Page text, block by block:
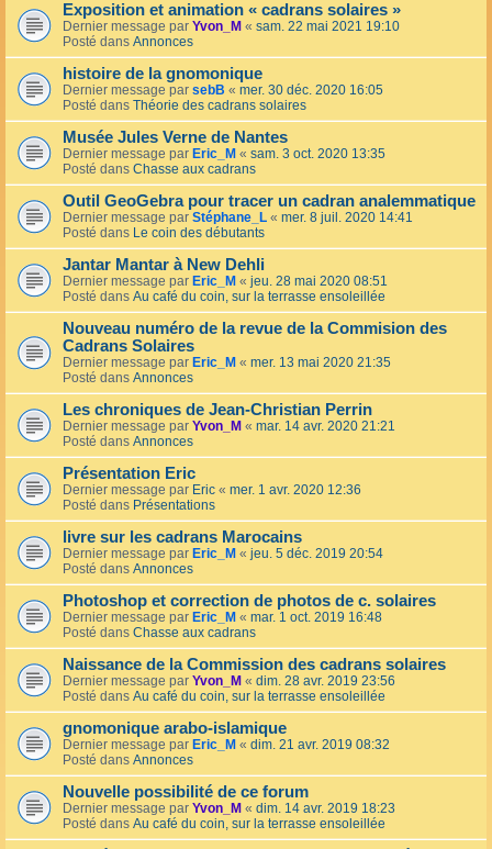
Exposition et animation « cadrans solaires »
Dernier message par Yvon_M « sam. 22 mai 2021 19:10
Posté dans Annonces
histoire de la gnomonique
Dernier message par sebB « mer. 30 déc. 2020 16:05
Posté dans Théorie des cadrans solaires
Musée Jules Verne de Nantes
Dernier message par Eric_M « sam. 3 oct. 2020 13:35
Posté dans Chasse aux cadrans
Outil GeoGebra pour tracer un cadran analemmatique
Dernier message par Stéphane_L « mer. 8 juil. 2020 14:41
Posté dans Le coin des débutants
Jantar Mantar à New Dehli
Dernier message par Eric_M « jeu. 28 mai 2020 08:51
Posté dans Au café du coin, sur la terrasse ensoleillée
Nouveau numéro de la revue de la Commision des
Cadrans Solaires
Dernier message par Eric_M « mer. 13 mai 2020 21:35
Posté dans Annonces
Les chroniques de Jean-Christian Perrin
Dernier message par Yvon_M « mar. 14 avr. 2020 21:21
Posté dans Annonces
Présentation Eric
Dernier message par Eric « mer. 1 avr. 2020 12:36
Posté dans Présentations
livre sur les cadrans Marocains
Dernier message par Eric_M « jeu. 5 déc. 2019 20:54
Posté dans Annonces
Photoshop et correction de photos de c. solaires
Dernier message par Eric_M « mar. 1 oct. 2019 16:48
Posté dans Chasse aux cadrans
Naissance de la Commission des cadrans solaires
Dernier message par Yvon_M « dim. 28 avr. 2019 23:56
Posté dans Au café du coin, sur la terrasse ensoleillée
gnomonique arabo-islamique
Dernier message par Eric_M « dim. 21 avr. 2019 08:32
Posté dans Annonces
Nouvelle possibilité de ce forum
Dernier message par Yvon_M « dim. 14 avr. 2019 18:23
Posté dans Au café du coin, sur la terrasse ensoleillée